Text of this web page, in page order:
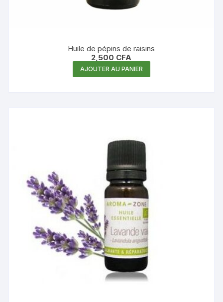
Huile de pépins de raisins
2,500 CFA
AJOUTER AU PANIER